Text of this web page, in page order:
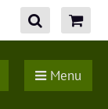
Menu